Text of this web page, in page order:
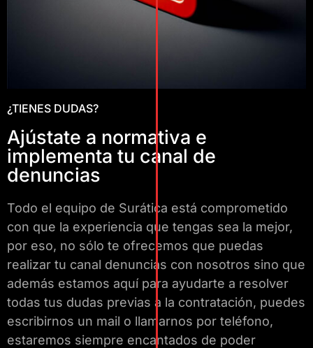
¿TIENES DUDAS?
Ajústate a normativa e
implementa tu canal de
denuncias
Todo el equipo de Surática está comprometido
con que la experiencia que tengas sea la mejor,
por eso, no sólo te ofrecemos que puedas
realizar tu canal denuncias con nosotros sino que
además estamos aquí para ayudarte a resolver
todas tus dudas previas a la contratación, puedes
escribirnos un mail o llamarnos por teléfono,
estaremos siempre encantados de poder